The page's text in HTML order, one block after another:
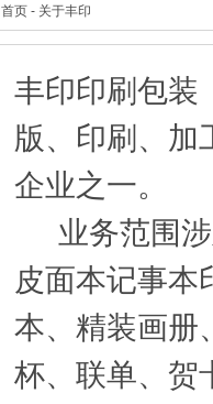
首页 - 关于丰印
丰印印刷包装
版、印刷、加
企业之一。
业务范围涉
皮面本记事本
本、精装画册
杯、联单、贺